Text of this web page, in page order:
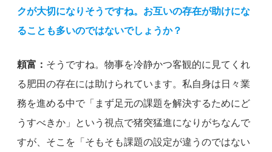
クが大切になりそうですね。お互いの存在が助けにな
ることも多いのではないでしょうか？
頼富： そうですね。物事を冷静かつ客観的に見てくれ
る肥田の存在には助けられています。私自身は日々業
務を進める中で「まず足元の課題を解決するためにど
うすべきか」という視点で猪突猛進になりがちなんで
すが、そこを「そもそも課題の設定が違うのではない